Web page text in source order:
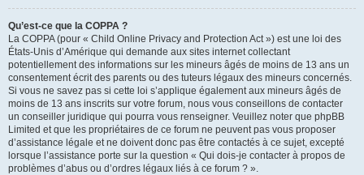
Qu’est-ce que la COPPA ?
La COPPA (pour « Child Online Privacy and Protection Act ») est une loi des
États-Unis d’Amérique qui demande aux sites internet collectant
potentiellement des informations sur les mineurs âgés de moins de 13 ans un
consentement écrit des parents ou des tuteurs légaux des mineurs concernés.
Si vous ne savez pas si cette loi s’applique également aux mineurs âgés de
moins de 13 ans inscrits sur votre forum, nous vous conseillons de contacter
un conseiller juridique qui pourra vous renseigner. Veuillez noter que phpBB
Limited et que les propriétaires de ce forum ne peuvent pas vous proposer
d’assistance légale et ne doivent donc pas être contactés à ce sujet, excepté
lorsque l’assistance porte sur la question « Qui dois-je contacter à propos de
problèmes d’abus ou d’ordres légaux liés à ce forum ? ».